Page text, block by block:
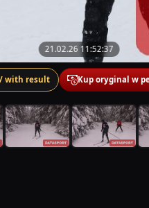
21.02.26 11:52:37
/ with result Kup oryginal w